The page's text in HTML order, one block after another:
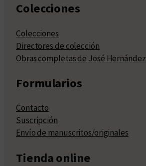
Colecciones
Colecciones
Directores de colección
Obras completas de José Hernández
Formularios
Contacto
Suscripción
Envío de manuscritos/originales
Tienda online